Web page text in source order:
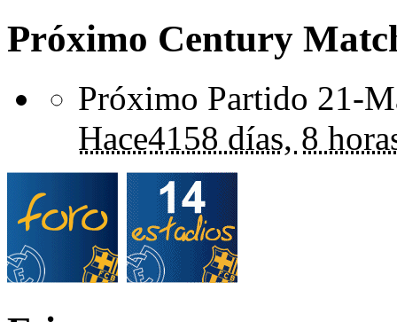
Próximo Century
Próximo Partido 21-
Hace4158 días, 8